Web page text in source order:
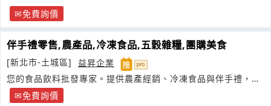
免費詢價
伴手禮零售,農產品,冷凍食品,五穀雜糧,團購美食
[新北市-土城區]
益昇企業
您的食品飲料批發專家。提供農產經銷、冷凍食品與伴手禮，致
力以優質產品
免費詢價